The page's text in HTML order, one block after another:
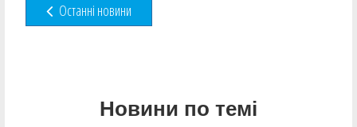
Останні новини
Новини по темі